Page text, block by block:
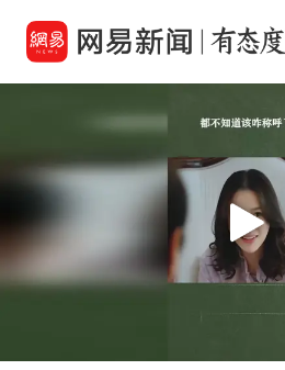
Play